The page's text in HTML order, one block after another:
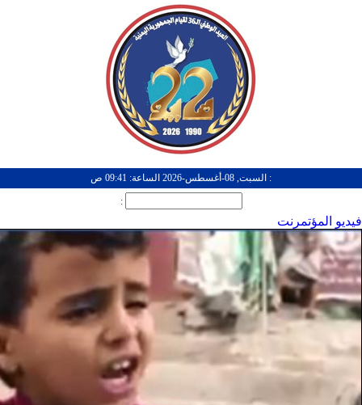
: السبت, 08-أغسطس-2026 الساعة: 09:41 ص
:
فيديو المؤتمرنت